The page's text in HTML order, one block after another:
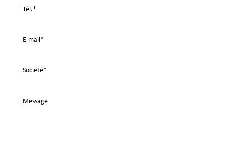
Tél.*
E-mail *
Société*
Message